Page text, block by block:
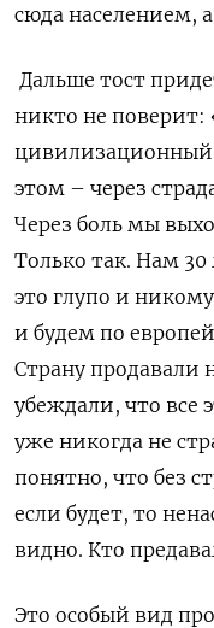
сюда населением,
Дальше тост
никто не поверит:
цивилизационный
этом – через
Через боль мы
Только так. Нам 30
это глупо и
и будем по
Страну продавали
убеждали, что все
уже никогда не
понятно, что без
если будет, то
видно. Кто
Это особый вид